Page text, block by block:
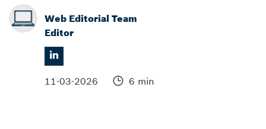
Web Editorial Team
Editor
11-03-2026 6 min